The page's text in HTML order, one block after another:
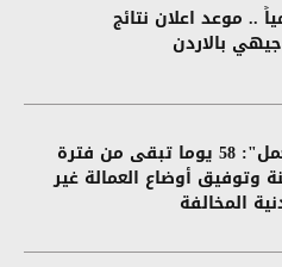
.. موعد اعلان نتائج
بالاردن
"العمل": 58 يوما تبقى من فترة
وتوفيق أوضاع العمالة غير
المخالفة